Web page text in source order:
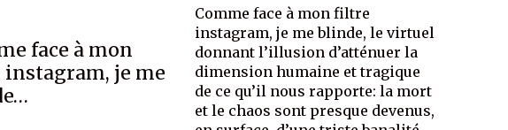
face à mon
je me
Comme face à mon filtre
instagram, je me blinde, le virtuel
donnant l’illusion d’atténuer la
dimension humaine et tragique
de ce qu’il nous rapporte: la mort
et le chaos sont presque devenus,